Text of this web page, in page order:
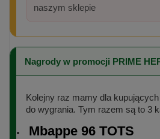
naszym sklepie
Nagrody w promocji PRIME
Kolejny raz mamy dla
do wygrania. Tym razem są to 3
Mbappe 96 TOTS